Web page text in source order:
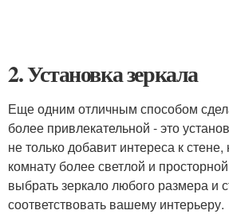
2. Установка зеркала
Еще одним отличным способом
более привлекательной - это
не только добавит интереса к стене,
комнату более светлой и
выбрать зеркало любого размера и
соответствовать вашему интерьеру.